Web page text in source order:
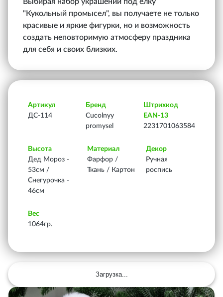
"Кукольный промысел", вы получаете не только
красивые и яркие фигурки, но и возможность
создать неповторимую атмосферу праздника
для себя и своих близких.
Артикул
ДС-114
Бренд
Cucolnyy
promysel
Штрихкод
EAN-13
2231701063584
Высота
Дед Мороз -
53см /
Снегурочка -
46см
Материал
Фарфор /
Ткань / Картон
Декор
Ручная
роспись
Вес
1064гр.
Загрузка...